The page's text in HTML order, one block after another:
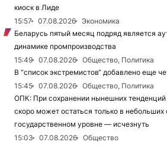
киоск в Лиде
15:57
07.08.2026
Экономика
Беларусь пятый месяц подряд является
динамике промпроизводства
15:49
07.08.2026
Общество, Политика
В “список экстремистов“ добавлено еще
15:45
07.08.2026
Общество, Политика
ОПК: При сохранении нынешних тенденций
скоро может остаться только в небольших
государственном уровне — исчезнуть
15:03
07.08.2026
Общество